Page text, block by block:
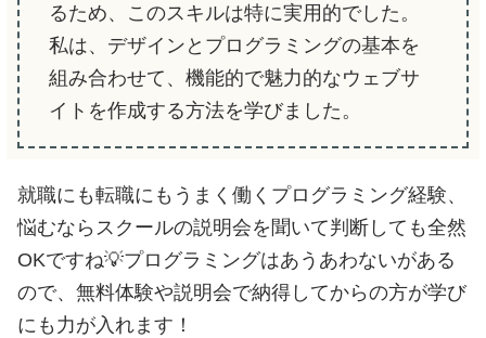
るため、このスキルは特に実用的でした。
私は、デザインとプログラミングの基本を
組み合わせて、機能的で魅力的なウェブサ
イトを作成する方法を学びました。
就職にも転職にもうまく働くプログラミング経験、
悩むならスクールの説明会を聞いて判断しても全然
OKですね💡プログラミングはあうあわないがある
ので、無料体験や説明会で納得してからの方が学び
にも力が入れます！